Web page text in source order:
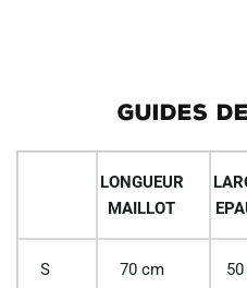
GUIDES
LONGUEUR
MAILLOT
S 70 cm